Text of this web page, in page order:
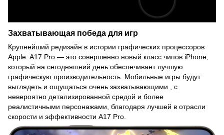
Захватывающая победа для игр
Крупнейший редизайн в истории графических процессоров
Apple. A17 Pro — это совершенно новый класс чипов iPhone,
который на сегодняшний день обеспечивает лучшую
графическую производительность. Мобильные игры будут
выглядеть и ощущаться очень захватывающими , с
невероятно детализированной средой и более
реалистичными персонажами, благодаря лучшей в отрасли
скорости и эффективности A17 Pro.